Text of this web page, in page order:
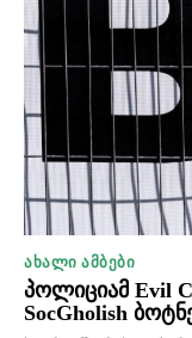
ᲐᲮᲐᲚᲘ ᲐᲛᲑᲔᲑᲘ
პოლიციამ Evil
SocGholish